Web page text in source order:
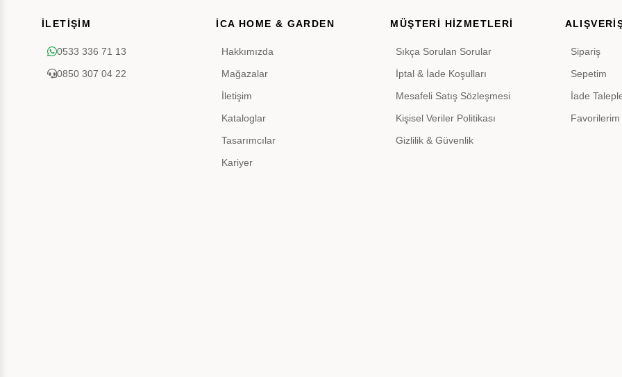
İLETİŞİM
0533 336 71 13
0850 307 04 22
İCA HOME & GARDEN
Hakkımızda
Mağazalar
İletişim
Kataloglar
Tasarımcılar
Kariyer
MÜŞTERİ HİZMETLERİ
Sıkça Sorulan Sorular
İptal & İade Koşulları
Mesafeli Satış Sözleşmesi
Kişisel Veriler Politikası
Gizlilik & Güvenlik
Sipariş
Sepetim
İade
Favorilerim